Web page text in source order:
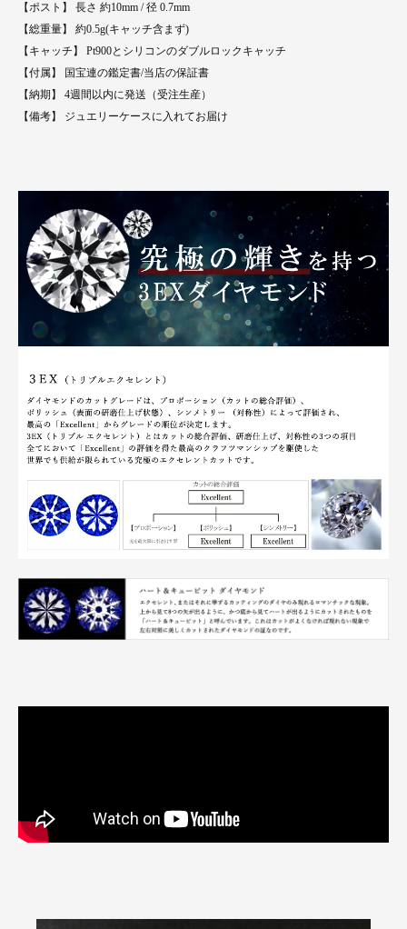
【ポスト】 長さ 約10mm / 径 0.7mm
【総重量】 約0.5g(キャッチ含まず)
【キャッチ】 Pt900とシリコンのダブルロックキャッチ
【付属】 国宝連の鑑定書/当店の保証書
【納期】 4週間以内に発送（受注生産）
【備考】 ジュエリーケースに入れてお届け